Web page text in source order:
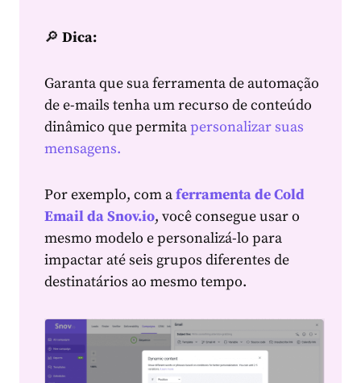
🔎 Dica:
Garanta que sua ferramenta de automação
de e-mails tenha um recurso de conteúdo
dinâmico que permitapersonalizar suas
mensagens.
Por exemplo, com aferramenta de Cold
Email da Snov.io, você consegue usar o
mesmo modelo e personalizá-lo para
impactar até seis grupos diferentes de
destinatários ao mesmo tempo.